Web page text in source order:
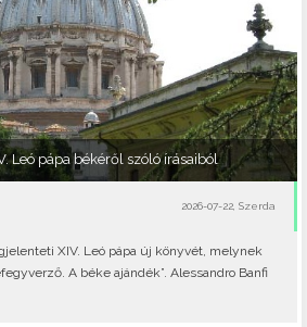
Leó pápa békéről szóló írásaiból
2026-07-22, Szerda
XIV. Leó pápa új könyvét, melynek
A béke ajándék”. Alessandro Banfi